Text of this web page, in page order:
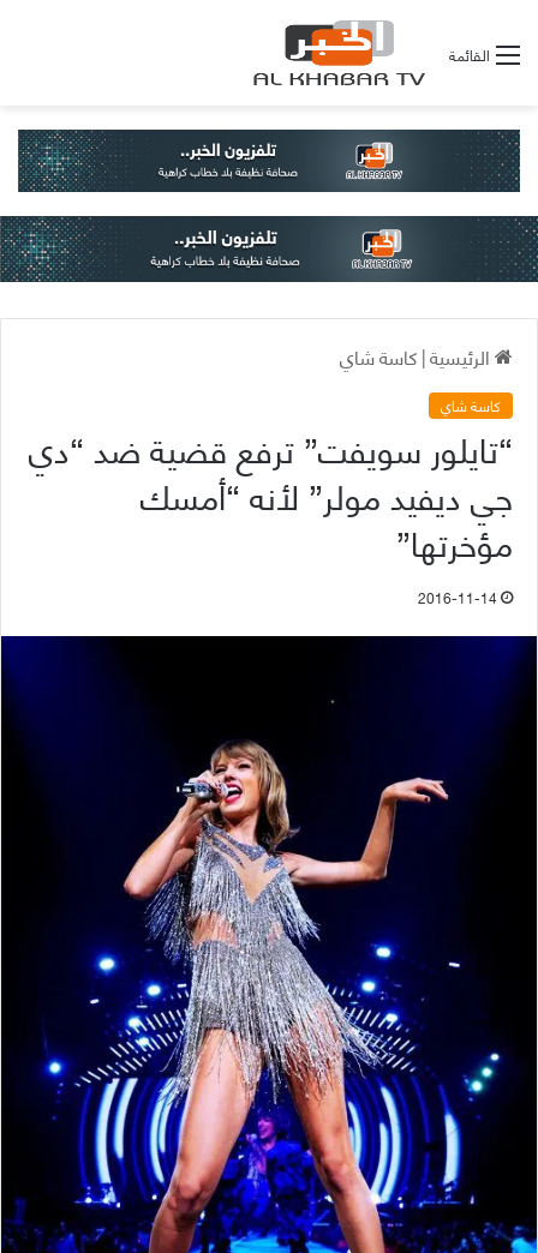
القائمة
الرئيسية|كاسة شاي
كاسة شاي
“تايلور سويفت” ترفع قضية ضد “دي
جي ديفيد مولر” لأنه “أمسك
مؤخرتها”
2016-11-14